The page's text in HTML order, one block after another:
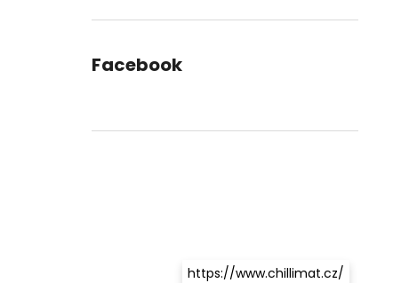
Facebook
https://www.chillimat.cz/